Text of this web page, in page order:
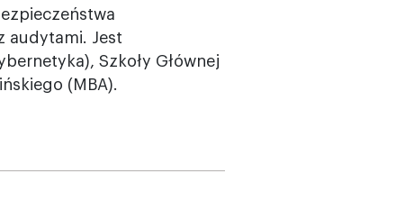
audytami. Jest
Szkoły Głównej
(MBA).